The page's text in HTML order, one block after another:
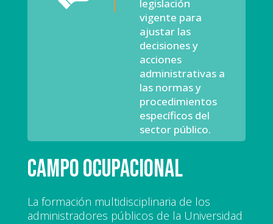
legislación
vigente para
ajustar las
decisiones y
acciones
administrativas a
las normas y
procedimientos
específicos del
sector público.
Campo ocupacional
La formación multidisciplinaria de los
administradores públicos de la Universidad